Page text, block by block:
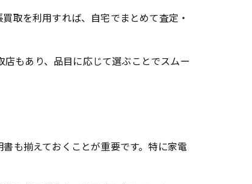
取を利用すれば、自宅でまとめて査定・
もあり、品目に応じて選ぶことでスムー
も揃えておくことが重要です。特に家電